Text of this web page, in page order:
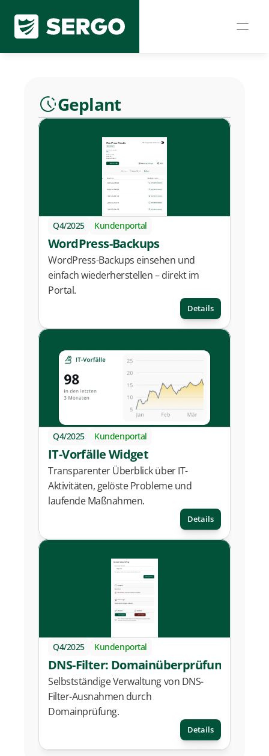
Geplant
Q4/2025 Kundenportal
WordPress-Backups
WordPress-Backups einsehen und
einfach wiederherstellen – direkt im
Portal.
Details
Q4/2025 Kundenportal
IT-Vorfälle Widget
Transparenter Überblick über IT-
Aktivitäten, gelöste Probleme und
laufende Maßnahmen.
Details
Q4/2025 Kundenportal
DNS-Filter: Domainüberprüfung
Selbstständige Verwaltung von DNS-
Filter-Ausnahmen durch
Domainprüfung.
Details